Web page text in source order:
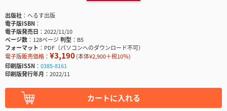
出版社
へるす出版
電子版ISBN
電子版発売日
2022/11/10
ページ数
128ページ判型
B5
フォーマット
PDF（パソコンへのダウンロード不可）
電子版販売価格： ¥3,190(本体¥2,900＋税10％)
印刷版ISSN
0385-8161
印刷版発行年月
2022/11
カートに入れる